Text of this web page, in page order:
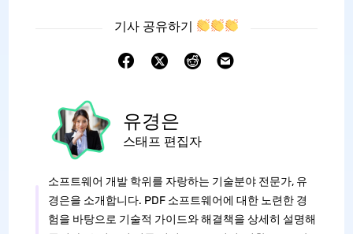
기사 공유하기
유경은
스태프 편집자
소프트웨어 개발 학위를 자랑하는 기술분야 전문가, 유
경은을 소개합니다. PDF 소프트웨어에 대한 노련한 경
험을 바탕으로 기술적 가이드와 해결책을 상세히 설명해